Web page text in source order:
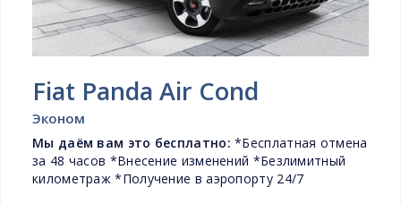
Fiat Panda Air Cond
Эконом
Мы даём вам это бесплатно: *Бесплатная отмена
за 48 часов *Внесение изменений *Безлимитный
километраж *Получение в аэропорту 24/7